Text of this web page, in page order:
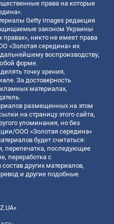
права на которые
Getty Images редакция
законом Украины
никто не имеет права
«Золотая середина» их
воспроизводству,
форме.
точку зрения,
За достоверность
материалах,
размещенных на этом
на страницу этого сайта,
упоминания, но без
ООО «Золотая середина»
будет считаться:
перепечатка, последующее
переработка с
других материалов,
и другие подобные